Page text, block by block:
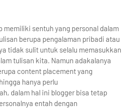
memiliki sentuh yang personal dalam
berupa pengalaman pribadi atau
tidak sulit untuk selalu memasukkan
tulisan kita. Namun adakalanya
content placement yang
hanya perlu
dalam hal ini blogger bisa tetap
entah dengan